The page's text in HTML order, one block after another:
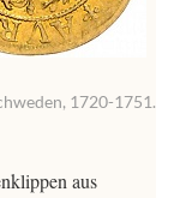
1720-1751.
aus